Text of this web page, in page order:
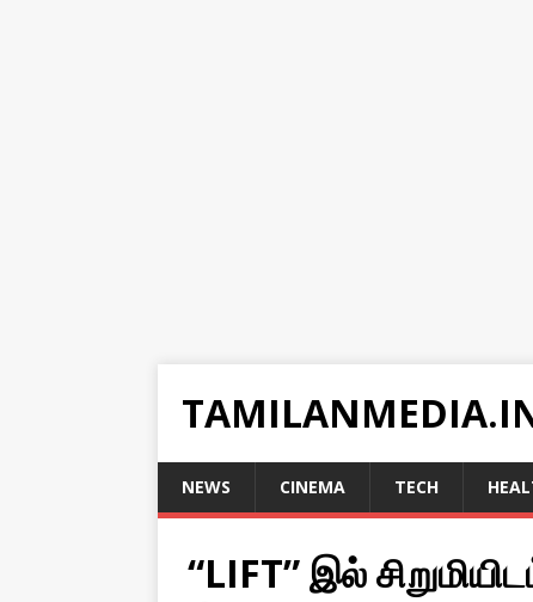
NEWS CINEMA TECH
“LIFT” இல்